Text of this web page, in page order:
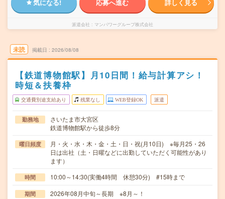
気になる! 応募へ進む 詳しく見る
派遣会社 マンパワーグループ株式会社
未読 掲載日 2026/08/08
【鉄道博物館駅】月10日間！給与計算アシ！
時短＆扶養枠
交通費別途支給あり 残業なし WEB登録OK 派遣
勤務地
さいたま市大宮区
鉄道博物館駅から徒歩8分
曜日頻度
月・火・水・木・金・土・日・祝(月10日) ※毎月25・26
日は出社（土・日曜などに出勤していただく可能性があり
ます）
時間 10:00～14:30(実働4時間 休憩30分) #15時まで
期間 2026年08月中旬～長期 ※8月～！